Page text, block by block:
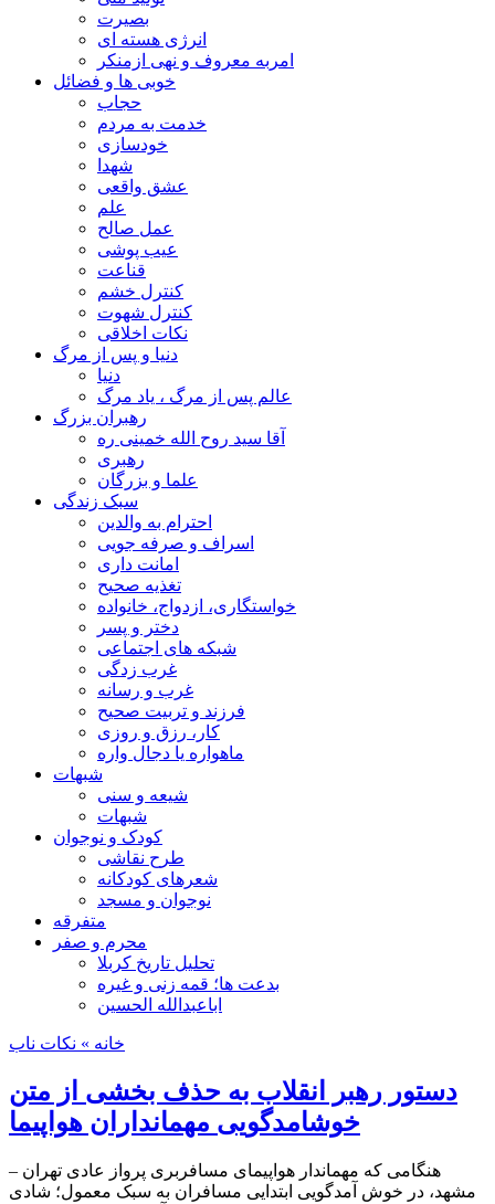
بصیرت
انرژی هسته ای
امربه معروف و نهی ازمنکر
خوبی ها و فضائل
حجاب
خدمت به مردم
خودسازی
شهدا
عشق واقعی
علم
عمل صالح
عیب پوشی
قناعت
کنترل خشم
کنترل شهوت
نکات اخلاقی
دنیا و پس از مرگ
دنیا
عالم پس از مرگ ، یاد مرگ
رهبران بزرگ
آقا سید روح الله خمینی ره
رهبری
علما و بزرگان
سبک زندگی
احترام به والدین
اسراف و صرفه جویی
امانت داری
تغذیه صحیح
خواستگاری، ازدواج، خانواده
دختر و پسر
شبکه های اجتماعی
غرب زدگی
غرب و رسانه
فرزند و تربیت صحیح
کار، رزق و روزی
ماهواره یا دجال واره
شبهات
شیعه و سنی
شبهات
کودک و نوجوان
طرح نقاشی
شعرهای کودکانه
نوجوان و مسجد
متفرقه
محرم و صفر
تحلیل تاریخ کربلا
بدعت ها؛ قمه زنی و غیره
اباعبدالله الحسین
خانه » نکات ناب
دستور رهبر انقلاب به حذف بخشی از متن
خوشامدگويی مهمانداران هواپيما
هنگامی که مهماندار هواپیمای مسافربری پرواز عادی تهران –
مشهد، در خوش آمدگویی ابتدایی مسافران به سبک معمول؛ شادی